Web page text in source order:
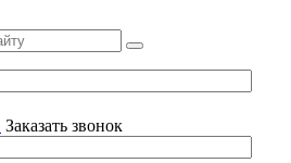
Заказать звонок